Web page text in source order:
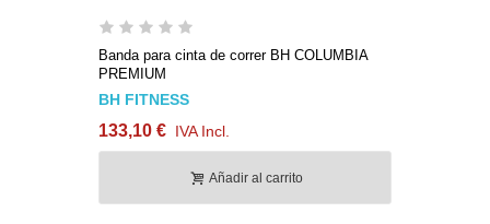
Banda para cinta de correr BH COLUMBIA
PREMIUM
BH FITNESS
133,10 € IVA Incl.
Añadir al carrito